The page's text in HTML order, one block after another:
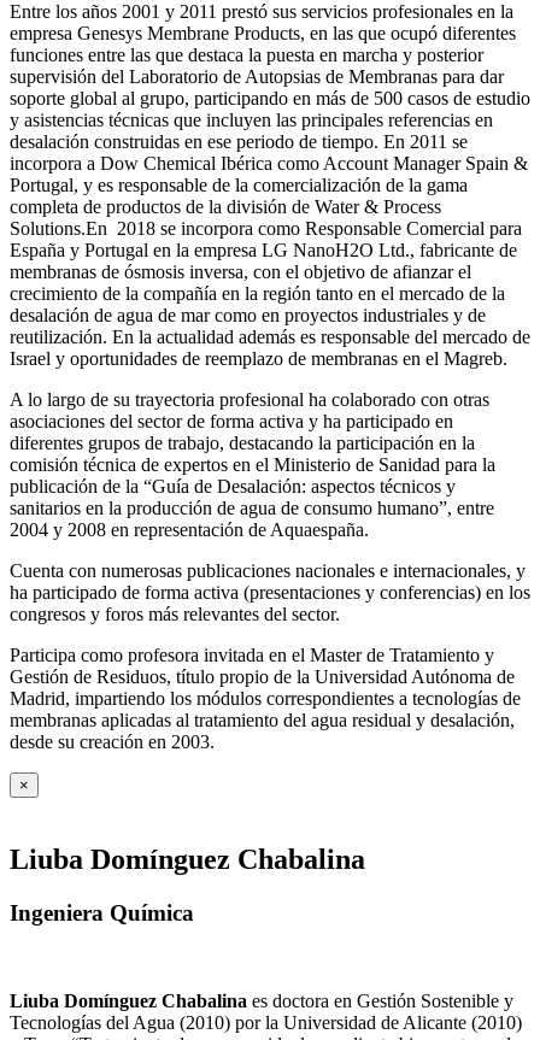
Entre los años 2001 y 2011 prestó sus servicios profesionales en la
empresa Genesys Membrane Products, en las que ocupó diferentes
funciones entre las que destaca la puesta en marcha y posterior
supervisión del Laboratorio de Autopsias de Membranas para dar
soporte global al grupo, participando en más de 500 casos de estudio
y asistencias técnicas que incluyen las principales referencias en
desalación construidas en ese periodo de tiempo. En 2011 se
incorpora a Dow Chemical Ibérica como Account Manager Spain &
Portugal, y es responsable de la comercialización de la gama
completa de productos de la división de Water & Process
Solutions.En 2018 se incorpora como Responsable Comercial para
España y Portugal en la empresa LG NanoH2O Ltd., fabricante de
membranas de ósmosis inversa, con el objetivo de afianzar el
crecimiento de la compañía en la región tanto en el mercado de la
desalación de agua de mar como en proyectos industriales y de
reutilización. En la actualidad además es responsable del mercado de
Israel y oportunidades de reemplazo de membranas en el Magreb.
A lo largo de su trayectoria profesional ha colaborado con otras
asociaciones del sector de forma activa y ha participado en
diferentes grupos de trabajo, destacando la participación en la
comisión técnica de expertos en el Ministerio de Sanidad para la
publicación de la “Guía de Desalación: aspectos técnicos y
sanitarios en la producción de agua de consumo humano”, entre
2004 y 2008 en representación de Aquaespaña.
Cuenta con numerosas publicaciones nacionales e internacionales, y
ha participado de forma activa (presentaciones y conferencias) en los
congresos y foros más relevantes del sector.
Participa como profesora invitada en el Master de Tratamiento y
Gestión de Residuos, título propio de la Universidad Autónoma de
Madrid, impartiendo los módulos correspondientes a tecnologías de
membranas aplicadas al tratamiento del agua residual y desalación,
desde su creación en 2003.
×
Liuba Domínguez Chabalina
Ingeniera Química
Liuba Domínguez Chabalina es doctora en Gestión Sostenible y
Tecnologías del Agua (2010) por la Universidad de Alicante (2010)